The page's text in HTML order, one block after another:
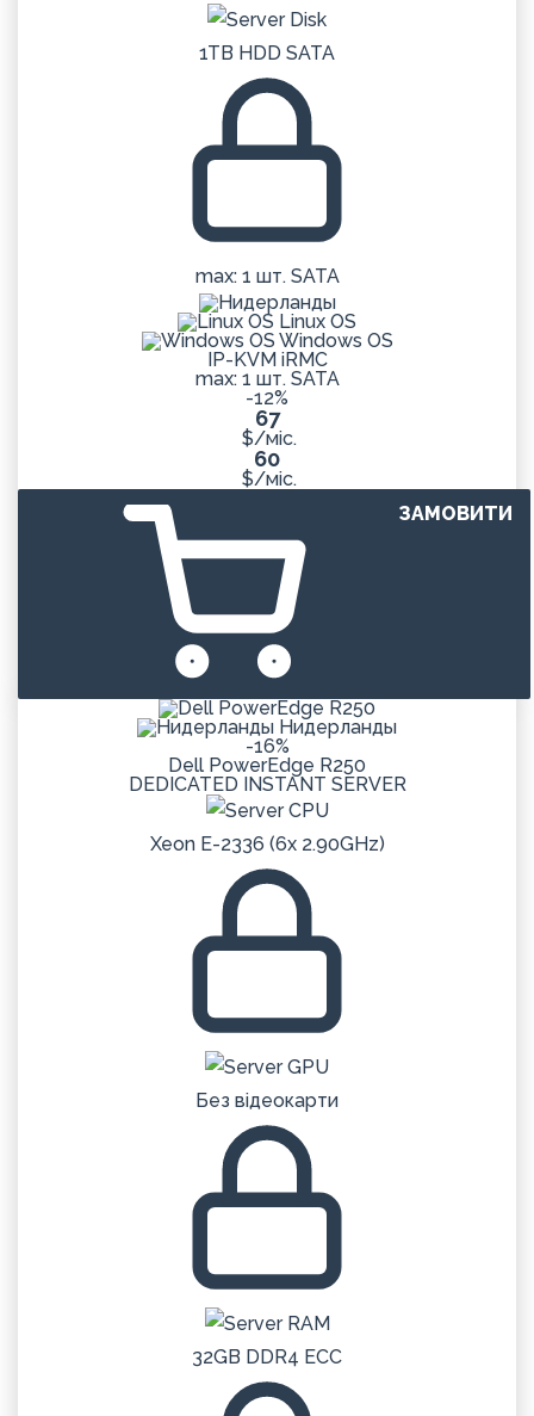
1TB HDD SATA
max: 1 шт. SATA
Linux OS
Windows OS
IP-KVM iRMC
max: 1 шт. SATA
-12%
67
$/міс.
60
$/міс.
ЗАМОВИТИ
Нидерланды
-16%
Dell PowerEdge R250
DEDICATED INSTANT SERVER
Xeon E-2336 (6x 2.90GHz)
Без відеокарти
32GB DDR4 ECC